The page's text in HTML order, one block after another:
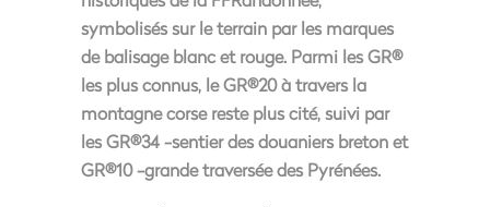
symbolisés sur le terrain par les marques
de balisage blanc et rouge. Parmi les GR®
les plus connus, le GR®20 à travers la
montagne corse reste plus cité, suivi par
les GR®34 -sentier des douaniers breton et
GR®10 -grande traversée des Pyrénées.